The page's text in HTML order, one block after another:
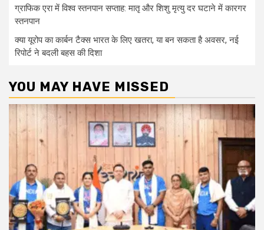
ग्राफिक एरा में विश्व स्तनपान सप्ताह: मातृ और शिशु मृत्यु दर घटाने में कारगर
स्तनपान
क्या यूरोप का कार्बन टैक्स भारत के लिए खतरा, या बन सकता है अवसर, नई
रिपोर्ट ने बदली बहस की दिशा
YOU MAY HAVE MISSED